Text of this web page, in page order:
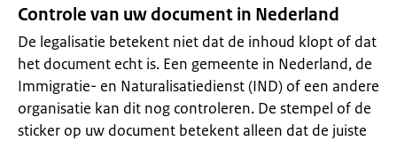
Controle van uw document in Nederland
De legalisatie betekent niet dat de inhoud klopt of dat
het document echt is. Een gemeente in Nederland, de
Immigratie- en Naturalisatiedienst (IND) of een andere
organisatie kan dit nog controleren. De stempel of de
sticker op uw document betekent alleen dat de juiste